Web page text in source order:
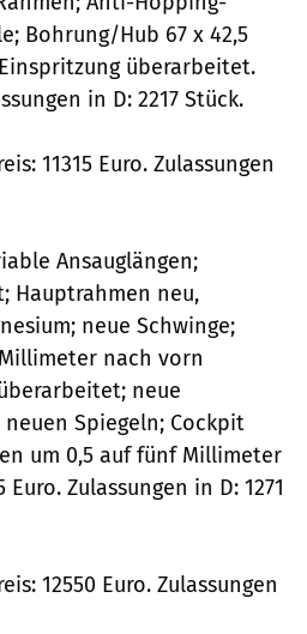
Bohrung/Hub 67 x 42,5
überarbeitet.
in D: 2217 Stück.
11315 Euro. Zulassungen
Ansauglängen;
Hauptrahmen neu,
neue Schwinge;
nach vorn
neue
Spiegeln; Cockpit
um 0,5 auf fünf Millimeter
Zulassungen in D: 1271
12550 Euro. Zulassungen